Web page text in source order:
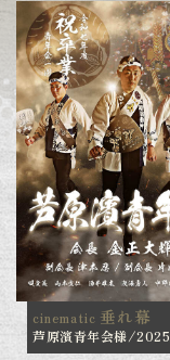
cinematic 垂れ幕
芦原濱青年会様/2025